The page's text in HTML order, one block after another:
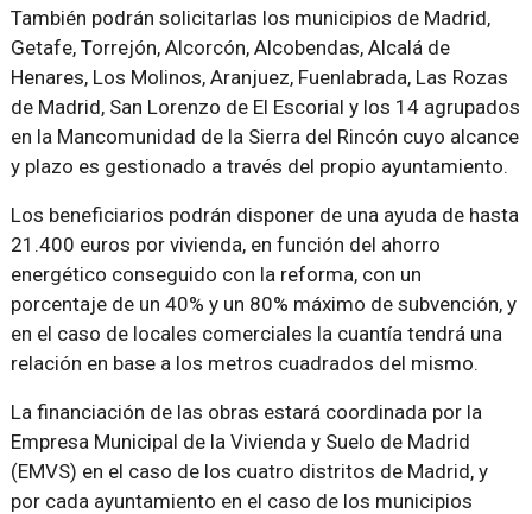
También podrán solicitarlas los municipios de Madrid,
Getafe, Torrejón, Alcorcón, Alcobendas, Alcalá de
Henares, Los Molinos, Aranjuez, Fuenlabrada, Las Rozas
de Madrid, San Lorenzo de El Escorial y los 14 agrupados
en la Mancomunidad de la Sierra del Rincón cuyo alcance
y plazo es gestionado a través del propio ayuntamiento.
Los beneficiarios podrán disponer de una ayuda de hasta
21.400 euros por vivienda, en función del ahorro
energético conseguido con la reforma, con un
porcentaje de un 40% y un 80% máximo de subvención, y
en el caso de locales comerciales la cuantía tendrá una
relación en base a los metros cuadrados del mismo.
La financiación de las obras estará coordinada por la
Empresa Municipal de la Vivienda y Suelo de Madrid
(EMVS) en el caso de los cuatro distritos de Madrid, y
por cada ayuntamiento en el caso de los municipios